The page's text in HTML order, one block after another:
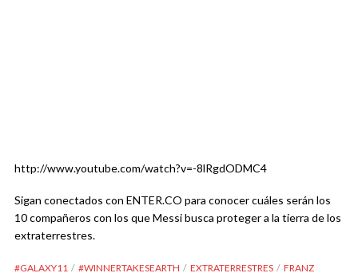
http://www.youtube.com/watch?v=-8lRgdODMC4
Sigan conectados con ENTER.CO para conocer cuáles serán los
10 compañeros con los que Messi busca proteger a la tierra de los
extraterrestres.
#GALAXY11 #WINNERTAKESEARTH EXTRATERRESTRES
FRANZ